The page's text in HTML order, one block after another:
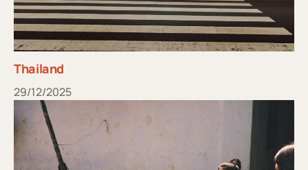
Thailand
29/12/2025